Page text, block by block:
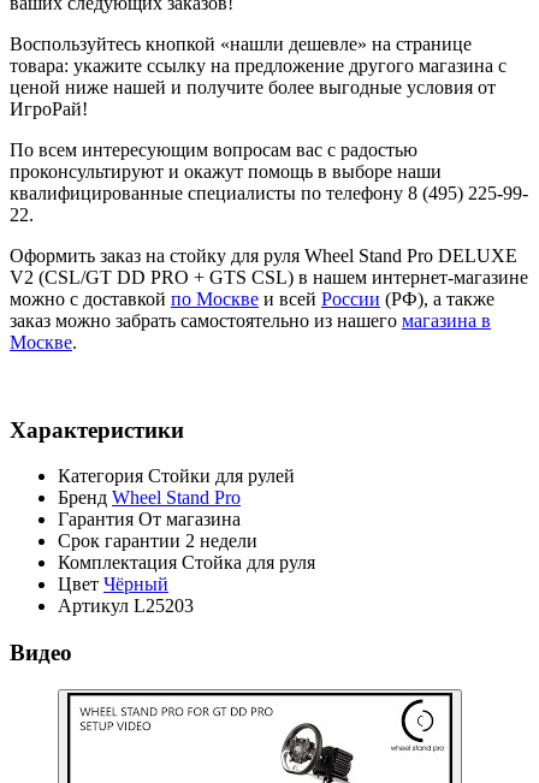
Воспользуйтесь кнопкой «нашли дешевле» на странице
товара: укажите ссылку на предложение другого магазина с
ценой ниже нашей и получите более выгодные условия от
ИгроРай!
По всем интересующим вопросам вас с радостью
проконсультируют и окажут помощь в выборе наши
квалифицированные специалисты по телефону 8 (495) 225-99-
22.
Оформить заказ на стойку для руля Wheel Stand Pro DELUXE
V2 (CSL/GT DD PRO + GTS CSL) в нашем интернет-магазине
можно с доставкой по Москве и всей России (РФ), а также
заказ можно забрать самостоятельно из нашего магазина в
Москве.
Характеристики
Категория Стойки для рулей
Бренд Wheel Stand Pro
Гарантия От магазина
Срок гарантии 2 недели
Комплектация Стойка для руля
Цвет Чёрный
Артикул L25203
Видео